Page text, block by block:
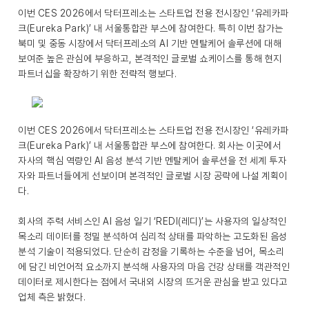
이번 CES 2026에서 닥터프레소는 스타트업 전용 전시장인 ‘유레카파
크(Eureka Park)’ 내 서울통합관 부스에 참여한다. 특히 이번 참가는
북미 및 중동 시장에서 닥터프레소의 AI 기반 멘탈케어 솔루션에 대해
보여준 높은 관심에 부응하고, 본격적인 글로벌 쇼케이스를 통해 현지
파트너십을 확장하기 위한 전략적 행보다.
이번 CES 2026에서 닥터프레소는 스타트업 전용 전시장인 ‘유레카파
크(Eureka Park)’ 내 서울통합관 부스에 참여한다. 회사는 이곳에서
자사의 핵심 역량인 AI 음성 분석 기반 멘탈케어 솔루션을 전 세계 투자
자와 파트너들에게 선보이며 본격적인 글로벌 시장 공략에 나설 계획이
다.
회사의 주력 서비스인 AI 음성 일기 ‘REDI(레디)’는 사용자의 일상적인
목소리 데이터를 정밀 분석하여 심리적 상태를 파악하는 고도화된 음성
분석 기술이 적용되었다. 단순히 감정을 기록하는 수준을 넘어, 목소리
에 담긴 비언어적 요소까지 분석해 사용자의 마음 건강 상태를 객관적인
데이터로 제시한다는 점에서 국내외 시장의 뜨거운 관심을 받고 있다고
업체 측은 밝혔다.